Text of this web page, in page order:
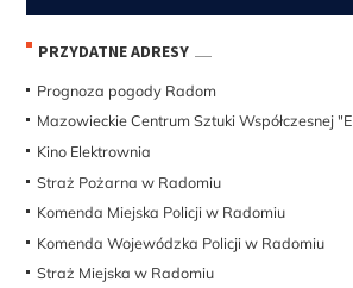
PRZYDATNE ADRESY
Prognoza pogody Radom
Mazowieckie Centrum Sztuki Współczesnej
Kino Elektrownia
Straż Pożarna w Radomiu
Komenda Miejska Policji w Radomiu
Komenda Wojewódzka Policji w Radomiu
Straż Miejska w Radomiu